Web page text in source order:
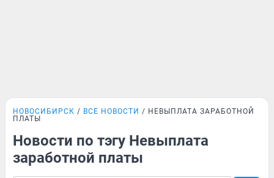
НОВОСИБИРСК ВСЕ НОВОСТИ
НЕВЫПЛАТА ЗАРАБОТНОЙ
ПЛАТЫ
Новости по тэгу Невыплата
заработной платы